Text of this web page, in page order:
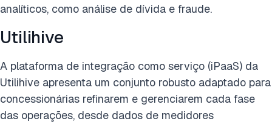
analíticos, como análise de dívida e fraude.
Utilihive
A plataforma de integração como serviço (iPaaS) da
Utilihive apresenta um conjunto robusto adaptado para
concessionárias refinarem e gerenciarem cada fase
das operações, desde dados de medidores